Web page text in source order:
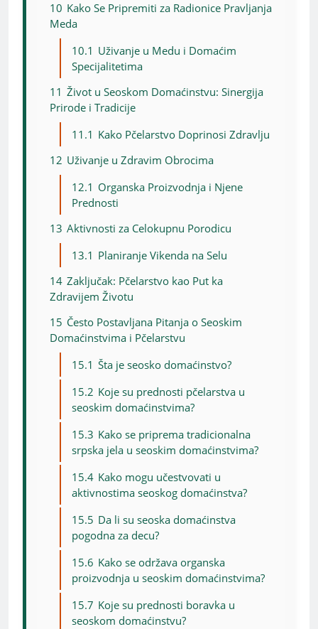
10 Kako Se Pripremiti za Radionice Pravljanja
Meda
10.1 Uživanje u Medu i Domaćim
Specijalitetima
11 Život u Seoskom Domaćinstvu: Sinergija
Prirode i Tradicije
11.1 Kako Pčelarstvo Doprinosi Zdravlju
12 Uživanje u Zdravim Obrocima
12.1 Organska Proizvodnja i Njene
Prednosti
13 Aktivnosti za Celokupnu Porodicu
13.1 Planiranje Vikenda na Selu
14 Zaključak: Pčelarstvo kao Put ka
Zdravijem Životu
15 Često Postavljana Pitanja o Seoskim
Domaćinstvima i Pčelarstvu
15.1 Šta je seosko domaćinstvo?
15.2 Koje su prednosti pčelarstva u
seoskim domaćinstvima?
15.3 Kako se priprema tradicionalna
srpska jela u seoskim domaćinstvima?
15.4 Kako mogu učestvovati u
aktivnostima seoskog domaćinstva?
15.5 Da li su seoska domaćinstva
pogodna za decu?
15.6 Kako se održava organska
proizvodnja u seoskim domaćinstvima?
15.7 Koje su prednosti boravka u
seoskom domaćinstvu?